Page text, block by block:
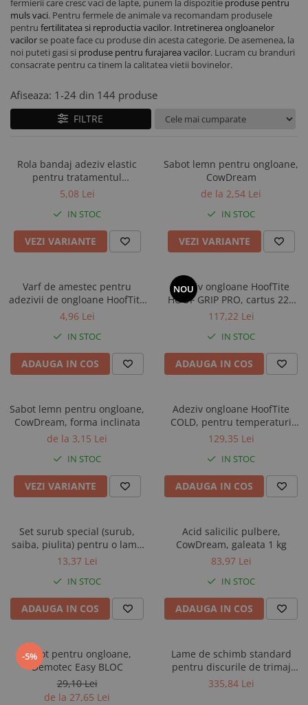
ongloane
Management vaci
Muls vaci
Accesorii muls vaci
Consumabile muls vaci
Echipamente de muls vaci
Igiena mulsului
Racire lapte
Silozuri stocare lapte
Tancuri racire lapte
Sanatate si confort vaci
Fertilitate si reproductie vaci
Ventilatie si climatizare vaci
Ecornare vitei
Fatare vitei
Intarcare vitei
Marcare vitei
Transport vitei
Ventilatie si climatizare vitei
Sanatate si confort animale
Articole veterinare
Ecornare si taiere cozi
Pardoseli beton
Perii de scarpinat
Saltele si covoare
Separatoare de cusete
Sisteme de management
Furci si greble
Macete si seceri
Pistoale de udat si aspersoare
Plantatoare
Sere si paturi
Seturi unelte gradinarit
Unelte specializate ferma
Impotriva sobolanilor
Combinezoane
Geci
Pantaloni si salopete
Veste
Branturi
Cizme protectie
Manusi protectie
fermierii care cresc vaci de lapte, punem la dispozitie produse pentru
muls vaci. Pentru fermele de animale va recomandam produsele
pentru fertilitatea si reproductia vacilor. Intretinerea ongloanelor
vacilorse poate face cu produse din acesta categorie. De asemenea, la
noi puteti gasi si produse pentru furajarea vacilor. Lucram cu branduri
consacrate pentru ca tinem la calitatea vietii bovinelor.
Afiseaza: 1-24 din 144 produse
FILTRE
Rola bandaj adeziv elastic
pentru tratamentul
ongloanelor, CowDream,
5,08 Lei
IN STOC
VEZI VARIANTE
Sabot lemn pentru ongloane,
CowDream
de la 2,54 Lei
IN STOC
VEZI VARIANTE
Varf de amestec pentru
adezivii de ongloane HoofTite
HOOF GRIP PRO/COLD
4,96 Lei
IN STOC
ADAUGA IN COS
NOU
Adeziv ongloane HoofTite
HOOF GRIP PRO, cartus 220
ml
117,22 Lei
IN STOC
ADAUGA IN COS
Sabot lemn pentru ongloane,
CowDream, forma inclinata
de la 3,15 Lei
IN STOC
VEZI VARIANTE
Adeziv ongloane HoofTite
COLD, pentru temperaturi
extreme, cartus 210 ml
129,35 Lei
IN STOC
ADAUGA IN COS
Set surub special (surub,
saiba, piulita) pentru o lama
disc trimaj Demotec
13,37 Lei
IN STOC
ADAUGA IN COS
Acid salicilic pulbere,
CowDream, galeata 1 kg
83,97 Lei
IN STOC
ADAUGA IN COS
-5%
Sabot pentru ongloane,
Demotec Easy BLOC
29,10 Lei
de la 27,65 Lei
Lame de schimb standard
pentru discurile de trimaj
Demotec
335,84 Lei